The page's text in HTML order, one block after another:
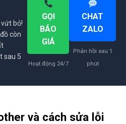
bỏ!
còn
sau 5
GỌI
BÁO
GIÁ
Hoạt động 24/7
CHAT
ZALO
Phản hồi sau 1
phút
và cách sửa lỗi